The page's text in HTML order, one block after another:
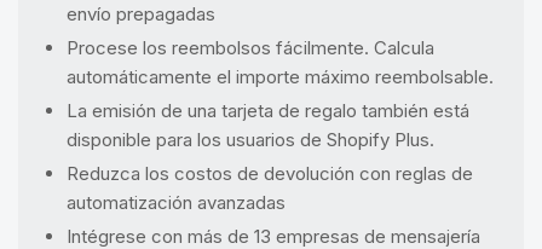
envío prepagadas
Procese los reembolsos fácilmente. Calcula
automáticamente el importe máximo reembolsable.
La emisión de una tarjeta de regalo también está
disponible para los usuarios de Shopify Plus.
Reduzca los costos de devolución con reglas de
automatización avanzadas
Intégrese con más de 13 empresas de mensajería